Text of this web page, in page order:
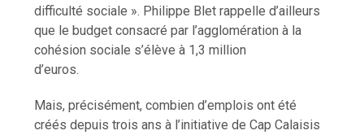
difficulté sociale ». Philippe Blet rappelle d’ailleurs
que le budget consacré par l’agglomération à la
cohésion sociale s’élève à 1,3 million
d’euros.
Mais, précisément, combien d’emplois ont été
créés depuis trois ans à l’initiative de Cap Calaisis